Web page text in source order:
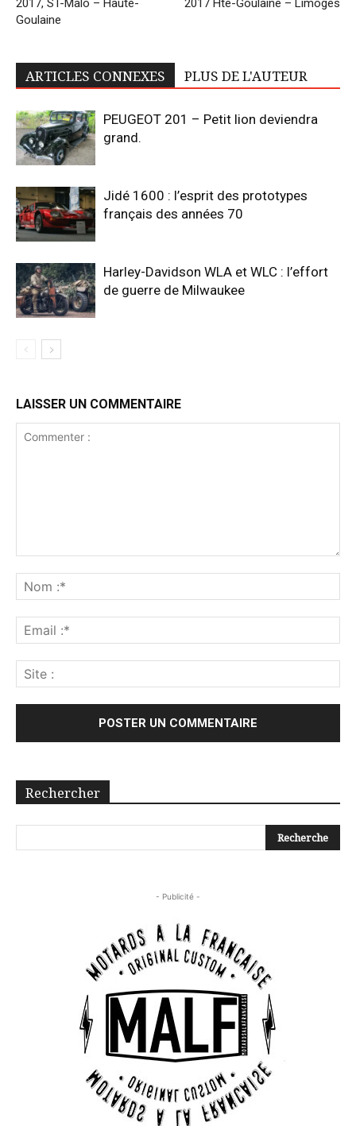
2017, ST-Malo – Haute-
Goulaine
2017 Hte-Goulaine – Limoges
ARTICLES CONNEXES PLUS DE L'AUTEUR
PEUGEOT 201 – Petit lion deviendra
grand.
Jidé 1600 : l’esprit des prototypes
français des années 70
Harley-Davidson WLA et WLC : l’effort
de guerre de Milwaukee
LAISSER UN COMMENTAIRE
Rechercher
- Publicité -